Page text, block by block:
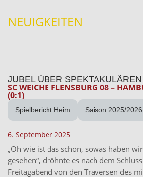
NEUIGKEITEN
JUBEL ÜBER
SC WEICHE FLENSBURG 08 –
(0:1)
Spielbericht Heim Saison 2025/2026
6. September 2025
„Oh wie ist das schön, sowas haben
gesehen“, dröhnte es nach dem
Freitagabend von den Traversen des